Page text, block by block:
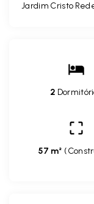
Jardim Cristo
2
57 m² (